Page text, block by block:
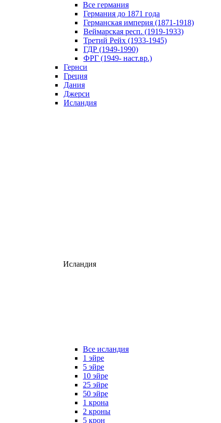
Все германия
Германия до 1871 года
Германская империя (1871-1918)
Веймарская респ. (1919-1933)
Третий Рейх (1933-1945)
ГДР (1949-1990)
ФРГ (1949- наст.вр.)
Гернси
Греция
Дания
Джерси
Исландия
Исландия
Все исландия
1 эйре
5 эйре
10 эйре
25 эйре
50 эйре
1 крона
2 кроны
5 крон